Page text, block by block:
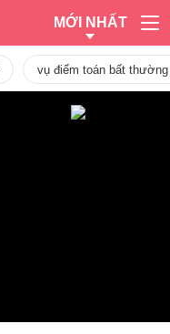
MỚI NHẤT
vụ điểm toán bất